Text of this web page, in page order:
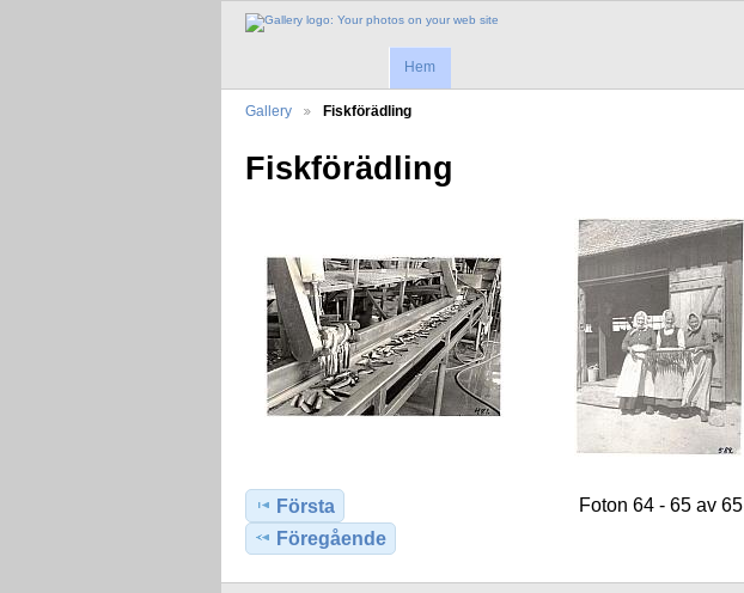
Hem
Gallery Fiskförädling
Fiskförädling
Första
Föregående
Foton 64 - 65 av 65